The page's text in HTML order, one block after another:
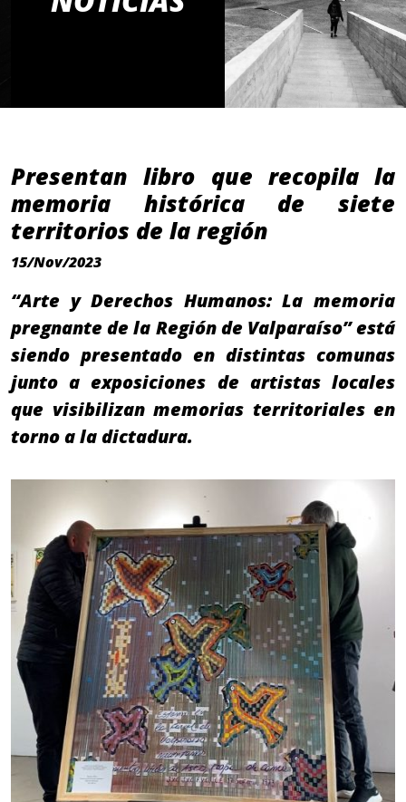
Presentan libro que recopila la
memoria histórica de siete
territorios de la región
15/Nov/2023
“Arte y Derechos Humanos: La memoria
pregnante de la Región de Valparaíso” está
siendo presentado en distintas comunas
junto a exposiciones de artistas locales
que visibilizan memorias territoriales en
torno a la dictadura.